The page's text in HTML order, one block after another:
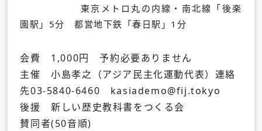
東京メトロ丸の内線・南北線「後楽
園駅」5分 都営地下鉄「春日駅」1分
会費 1,000円 予約必要ありません
主催 小島孝之（アジア民主化運動代表）連絡
先03-5840-6460 kasiademo@fij.tokyo
後援 新しい歴史教科書をつくる会
賛同者(50音順)